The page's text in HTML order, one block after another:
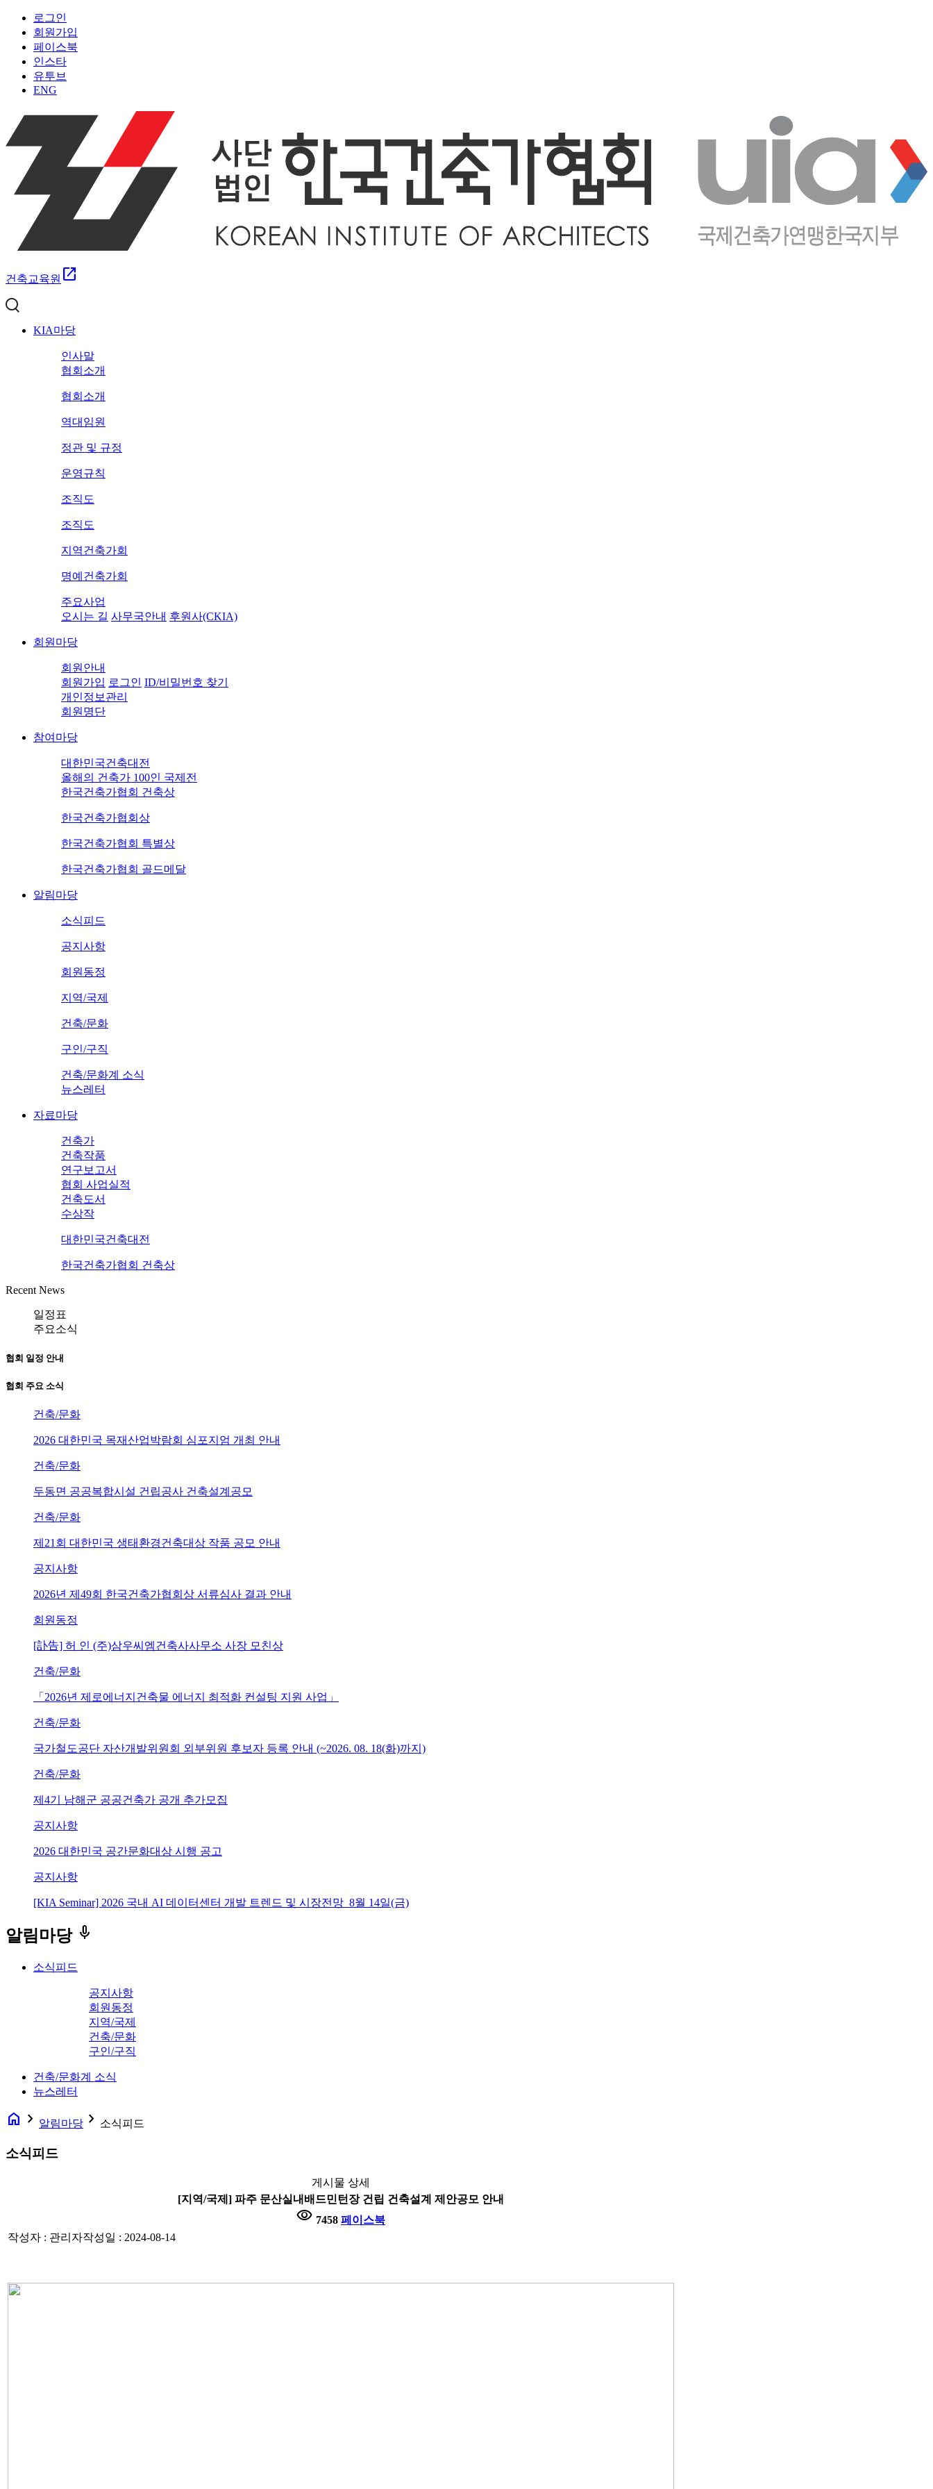
로그인
회원가입
페이스북
인스타
유투브
ENG
건축교육원 open_in_new
KIA마당
인사말
협회소개
협회소개
역대임원
정관 및 규정
운영규칙
조직도
조직도
지역건축가회
명예건축가회
주요사업
오시는 길 사무국안내 후원사(CKIA)
회원마당
회원안내
회원가입 로그인 ID/비밀번호 찾기
개인정보관리
회원명단
참여마당
대한민국건축대전
올해의 건축가 100인 국제전
한국건축가협회 건축상
한국건축가협회상
한국건축가협회 특별상
한국건축가협회 골드메달
알림마당
소식피드
공지사항
회원동정
지역/국제
건축/문화
구인/구직
건축/문화계 소식
뉴스레터
자료마당
건축가
건축작품
연구보고서
협회 사업실적
건축도서
수상작
대한민국건축대전
한국건축가협회 건축상
Recent News
일정표
주요소식
협회 일정 안내
협회 주요 소식
건축/문화
2026 대한민국 목재산업박람회 심포지엄 개최 안내
건축/문화
두동면 공공복합시설 건립공사 건축설계공모
건축/문화
제21회 대한민국 생태환경건축대상 작품 공모 안내
공지사항
2026년 제49회 한국건축가협회상 서류심사 결과 안내
회원동정
[訃告] 허 인 (주)삼우씨엠건축사사무소 사장 모친상
건축/문화
「2026년 제로에너지건축물 에너지 최적화 컨설팅 지원 사업」
건축/문화
국가철도공단 자산개발위원회 외부위원 후보자 등록 안내 (~2026. 08. 18(화)까지)
건축/문화
제4기 남해군 공공건축가 공개 추가모집
공지사항
2026 대한민국 공간문화대상 시행 공고
공지사항
[KIA Seminar] 2026 국내 AI 데이터센터 개발 트렌드 및 시장전망_8월 14일(금)
알림마당 keyboard_voice
소식피드
공지사항
회원동정
지역/국제
건축/문화
구인/구직
건축/문화계 소식
뉴스레터
home navigate_next 알림마당 navigate_next 소식피드
소식피드
게시물 상세
[지역/국제] 파주 문산실내배드민턴장 건립 건축설계 제안공모 안내
visibility 7458 페이스북
작성자 : 관리자작성일 : 2024-08-14